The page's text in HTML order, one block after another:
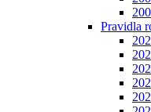
Pravidla